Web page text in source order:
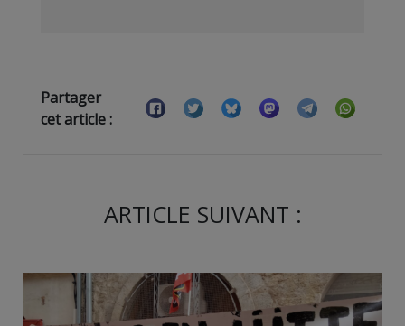
Partager
cet article :
ARTICLE SUIVANT :